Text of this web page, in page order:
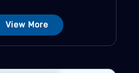
View More